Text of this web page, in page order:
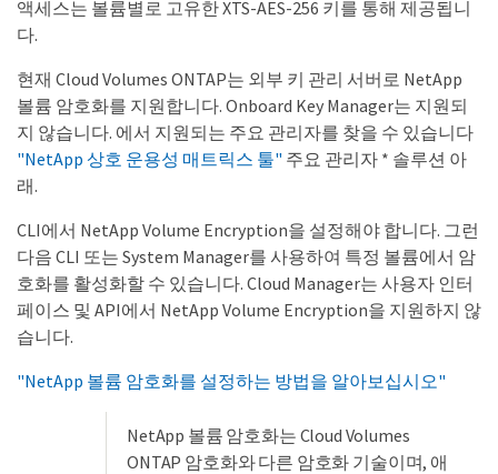
액세스는 볼륨별로 고유한 XTS-AES-256 키를 통해 제공됩니
다.
현재 Cloud Volumes ONTAP는 외부 키 관리 서버로 NetApp
볼륨 암호화를 지원합니다. Onboard Key Manager는 지원되
지 않습니다. 에서 지원되는 주요 관리자를 찾을 수 있습니다
"NetApp 상호 운용성 매트릭스 툴" 주요 관리자 * 솔루션 아
래.
CLI에서 NetApp Volume Encryption을 설정해야 합니다. 그런
다음 CLI 또는 System Manager를 사용하여 특정 볼륨에서 암
호화를 활성화할 수 있습니다. Cloud Manager는 사용자 인터
페이스 및 API에서 NetApp Volume Encryption을 지원하지 않
습니다.
"NetApp 볼륨 암호화를 설정하는 방법을 알아보십시오"
NetApp 볼륨 암호화는 Cloud Volumes
ONTAP 암호화와 다른 암호화 기술이며, 애